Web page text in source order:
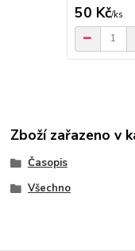
50 Kč/ks
Zboží zařazeno v
Časopis
Všechno